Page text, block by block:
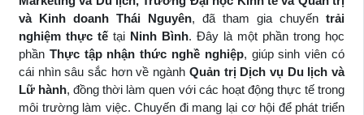
và Kinh doanh Thái Nguyên, đã tham gia chuyến trải
nghiệm thực tế tại Ninh Bình. Đây là một phần trong học
phần Thực tập nhận thức nghề nghiệp, giúp sinh viên có
cái nhìn sâu sắc hơn về ngành Quản trị Dịch vụ Du lịch và
Lữ hành, đồng thời làm quen với các hoạt động thực tế trong
môi trường làm việc. Chuyến đi mang lại cơ hội để phát triển